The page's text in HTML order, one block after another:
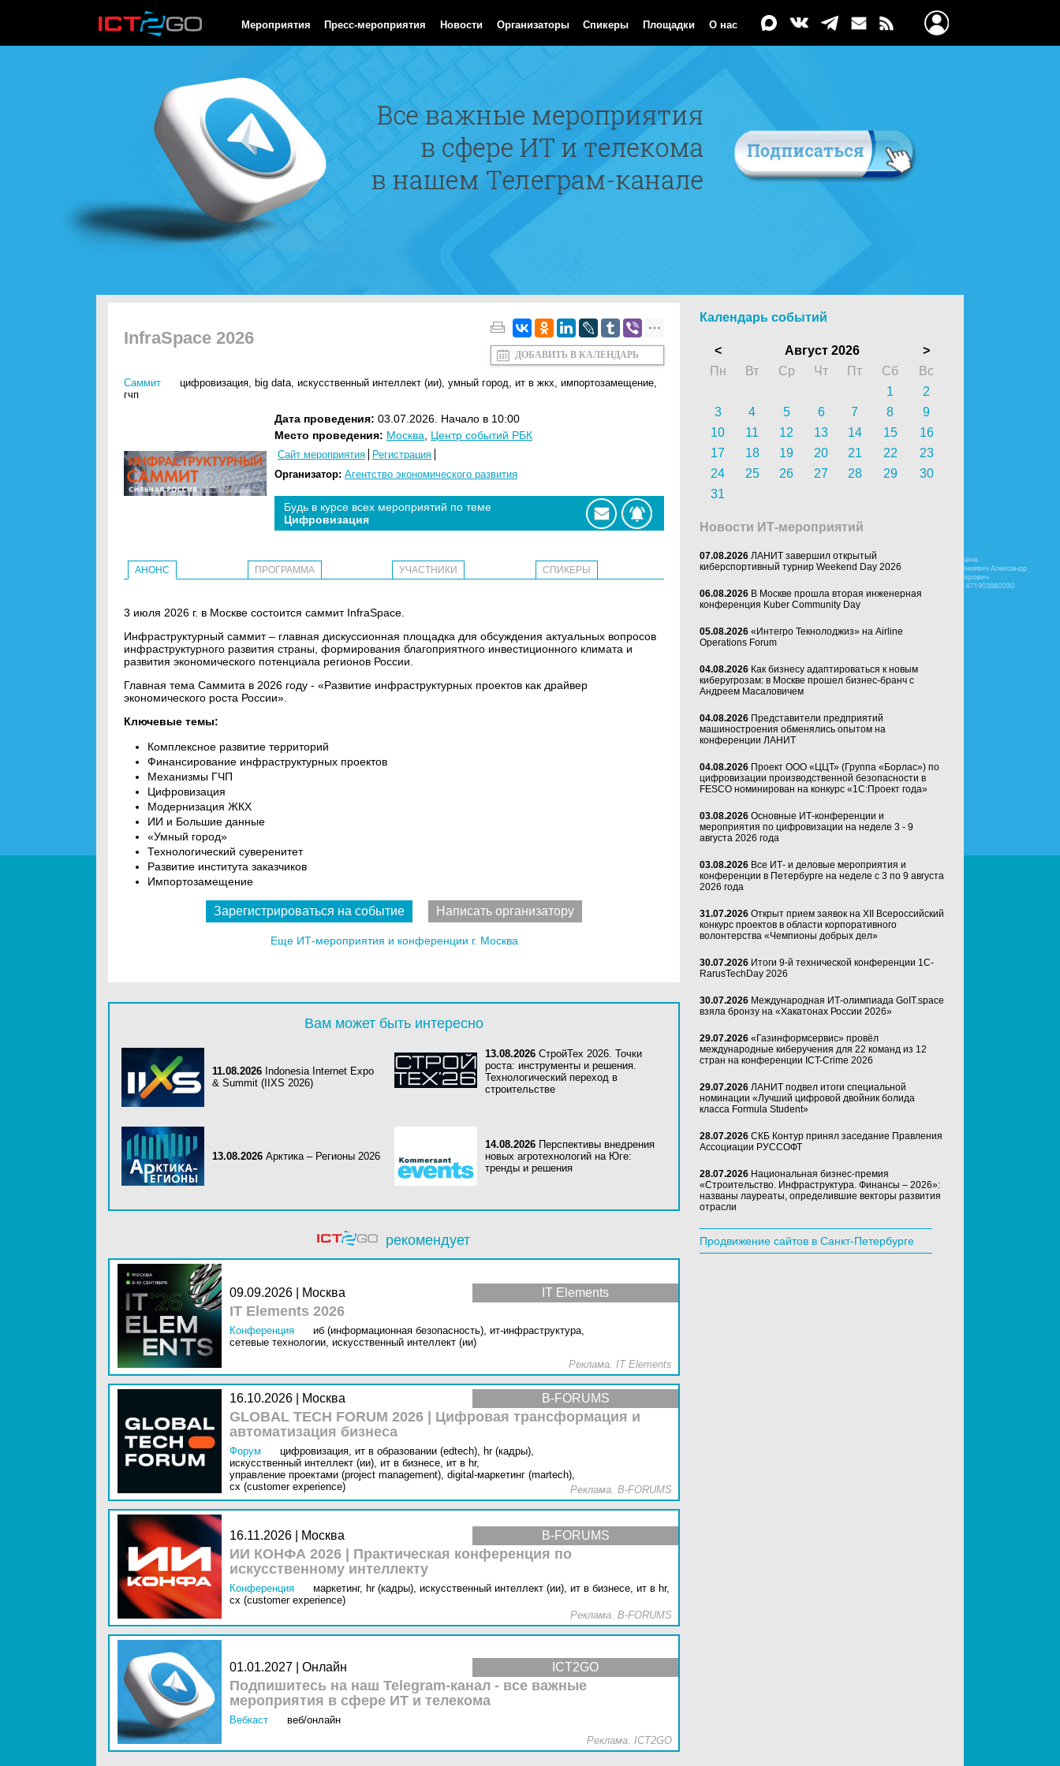
Мероприятия Пресс-мероприятия Новости Организаторы Спикеры Площадки О нас
InfraSpace 2026
ДОБАВИТЬ В КАЛЕНДАРЬ
Саммит цифровизация, big data, искусственный интеллект (ии), умный город, ит в жкх, импортозамещение,
гчп
Дата проведения: 03.07.2026. Начало в 10:00
Место проведения: Москва Центр событий РБК
Сайт мероприятия
Регистрация
Организатор: Агентство экономического развития
Будь в курсе всех мероприятий по теме
Цифровизация
АНОНС ПРОГРАММА УЧАСТНИКИ СПИКЕРЫ
3 июля 2026 г. в Москве состоится саммит InfraSpace.
Инфраструктурный саммит – главная дискуссионная площадка для обсуждения актуальных вопросов
инфраструктурного развития страны, формирования благоприятного инвестиционного климата и
развития экономического потенциала регионов России.
Главная тема Саммита в 2026 году - «Развитие инфраструктурных проектов как драйвер
экономического роста России».
Ключевые темы:
Комплексное развитие территорий
Финансирование инфраструктурных проектов
Механизмы ГЧП
Цифровизация
Модернизация ЖКХ
ИИ и Большие данные
«Умный город»
Технологический суверенитет
Развитие института заказчиков
Импортозамещение
Зарегистрироваться на событие Написать организатору
Еще ИТ-мероприятия и конференции г. Москва
Вам может быть интересно
11.08.2026 Indonesia Internet Expo
& Summit (IIXS 2026)
13.08.2026 СтройТех 2026. Точки
роста: инструменты и решения.
Технологический переход в
строительстве
13.08.2026 Арктика – Регионы 2026
14.08.2026 Перспективы внедрения
новых агротехнологий на Юге:
тренды и решения
рекомендует
IT Elements
09.09.2026 | Москва
IT Elements 2026
Конференция иб (информационная безопасность), ит-инфраструктура,
сетевые технологии, искусственный интеллект (ии)
Реклама. IT Elements
B-FORUMS
16.10.2026 | Москва
GLOBAL TECH FORUM 2026 | Цифровая трансформация и
автоматизация бизнеса
Форум цифровизация, ит в образовании (edtech), hr (кадры),
искусственный интеллект (ии), ит в бизнесе, ит в hr,
управление проектами (project management), digital-маркетинг (martech),
cx (customer experience)
Реклама. B-FORUMS
B-FORUMS
16.11.2026 | Москва
ИИ КОНФА 2026 | Практическая конференция по
искусственному интеллекту
Конференция маркетинг, hr (кадры), искусственный интеллект (ии), ит в бизнесе, ит в hr,
cx (customer experience)
Реклама. B-FORUMS
ICT2GO
01.01.2027 | Онлайн
Подпишитесь на наш Telegram-канал - все важные
мероприятия в сфере ИТ и телекома
Вебкаст
веб/онлайн
Реклама. ICT2GO
Календарь событий
< Август 2026
>
Пн
Вт Ср Чт Пт Сб
Вс
1
2
3
4 5 6 7 8
9
10
11 12 13 14 15
16
17
18 19 20 21 22
23
24
25 26 27 28 29
30
31
Новости ИТ-мероприятий
07.08.2026 ЛАНИТ завершил открытый
киберспортивный турнир Weekend Day 2026
06.08.2026 В Москве прошла вторая инженерная
конференция Kuber Community Day
05.08.2026 «Интегро Текнолоджиз» на Airline
Operations Forum
04.08.2026 Как бизнесу адаптироваться к новым
киберугрозам: в Москве прошел бизнес-бранч с
Андреем Масаловичем
04.08.2026 Представители предприятий
машиностроения обменялись опытом на
конференции ЛАНИТ
04.08.2026 Проект ООО «ЦЦТ» (Группа «Борлас») по
цифровизации производственной безопасности в
FESCO номинирован на конкурс «1С:Проект года»
03.08.2026 Основные ИТ-конференции и
мероприятия по цифровизации на неделе 3 - 9
августа 2026 года
03.08.2026 Все ИТ- и деловые мероприятия и
конференции в Петербурге на неделе с 3 по 9 августа
2026 года
31.07.2026 Открыт прием заявок на XII Всероссийский
конкурс проектов в области корпоративного
волонтерства «Чемпионы добрых дел»
30.07.2026 Итоги 9-й технической конференции 1C-
RarusTechDay 2026
30.07.2026 Международная ИТ-олимпиада GoIT.space
взяла бронзу на «Хакатонах России 2026»
29.07.2026 «Газинформсервис» провёл
международные киберучения для 22 команд из 12
стран на конференции ICT-Crime 2026
29.07.2026 ЛАНИТ подвел итоги специальной
номинации «Лучший цифровой двойник болида
класса Formula Student»
28.07.2026 СКБ Контур принял заседание Правления
Ассоциации РУССОФТ
28.07.2026 Национальная бизнес-премия
«Строительство. Инфраструктура. Финансы – 2026»:
названы лауреаты, определившие векторы развития
отрасли
Продвижение сайтов в Санкт-Петербурге